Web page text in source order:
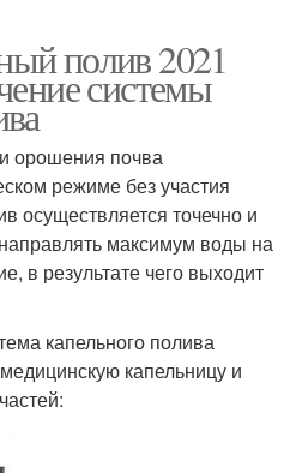
полив 2021
системы
орошения почва
режиме без участия
осуществляется точечно и
максимум воды на
в результате чего выходит
капельного полива
капельницу и